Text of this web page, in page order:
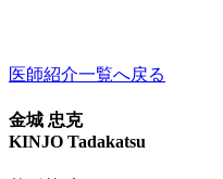
医師紹介一覧へ戻る
金城 忠克
KINJO Tadakatsu